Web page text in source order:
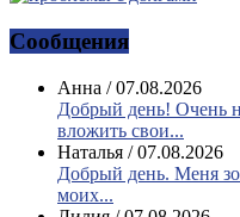
Сообщения
Анна /07.08.2026
Добрый день! Очень
вложить свои...
Наталья /07.08.2026
Добрый день. Меня
моих...